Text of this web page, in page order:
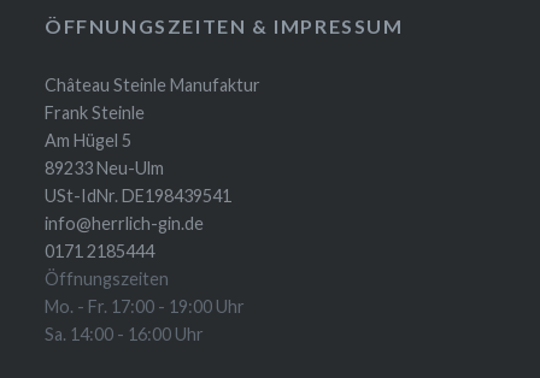
ÖFFNUNGSZEITEN & IMPRESSUM
Château Steinle Manufaktur
Frank Steinle
Am Hügel 5
89233 Neu-Ulm
USt-IdNr. DE198439541
info@herrlich-gin.de
0171 2185444
Öffnungszeiten
Mo. - Fr. 17:00 - 19:00 Uhr
Sa. 14:00 - 16:00 Uhr